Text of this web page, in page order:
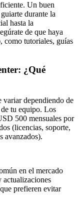
Un buen
durante la
hasta la
de que haya
como tutoriales, guías
¿Qué
variar dependiendo de
tu equipo. Los
500 mensuales por
(licencias, soporte,
avanzados).
en el mercado
prefieren evitar